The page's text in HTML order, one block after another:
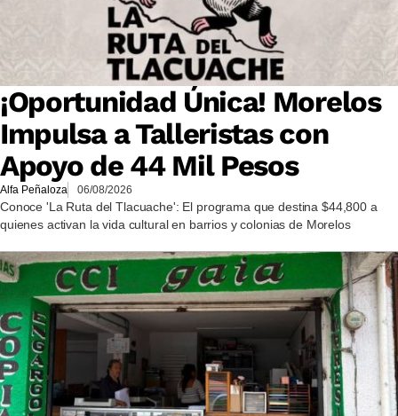
¡Oportunidad Única! Morelos
Impulsa a Talleristas con
Apoyo de 44 Mil Pesos
Alfa Peñaloza 06/08/2026
Conoce 'La Ruta del Tlacuache': El programa que destina $44,800 a
quienes activan la vida cultural en barrios y colonias de Morelos